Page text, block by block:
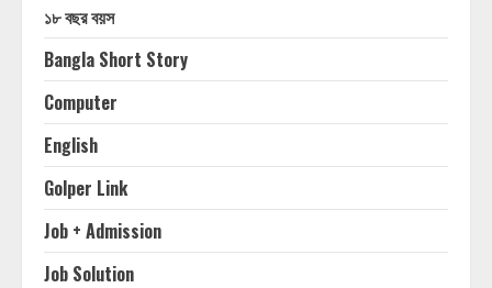
১৮ বছর বয়স
Bangla Short Story
Computer
English
Golper Link
Job + Admission
Job Solution